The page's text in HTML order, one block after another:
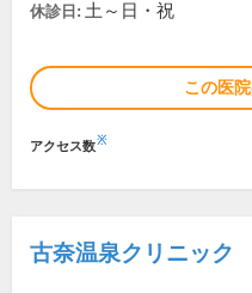
休診日: 土～日・祝
この医
アクセス数※
古奈温泉クリニック